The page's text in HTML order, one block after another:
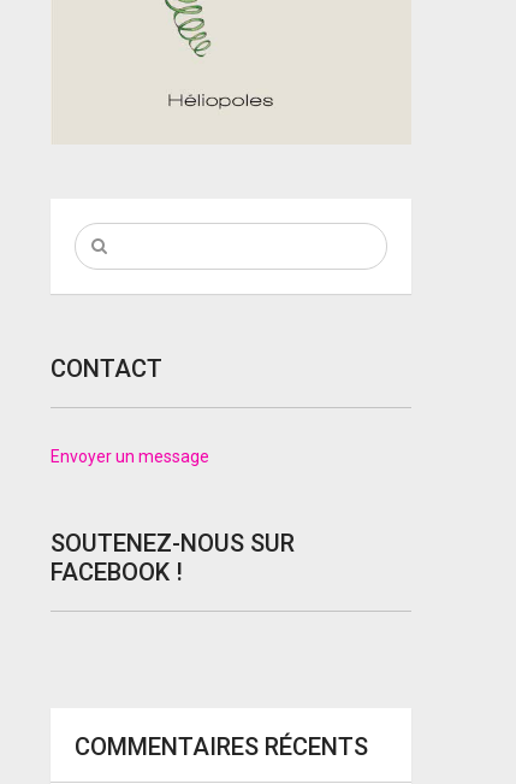
CONTACT
Envoyer un message
SOUTENEZ-NOUS SUR
FACEBOOK !
COMMENTAIRES RÉCENTS